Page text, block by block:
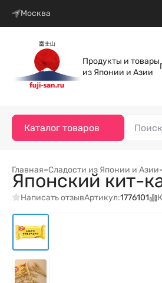
Москва
Продукты и товары
из Японии и Азии
Каталог товаров
Главная–Сладости из Японии и Азии
Японский кит-
Написать отзывАртикул:1776101